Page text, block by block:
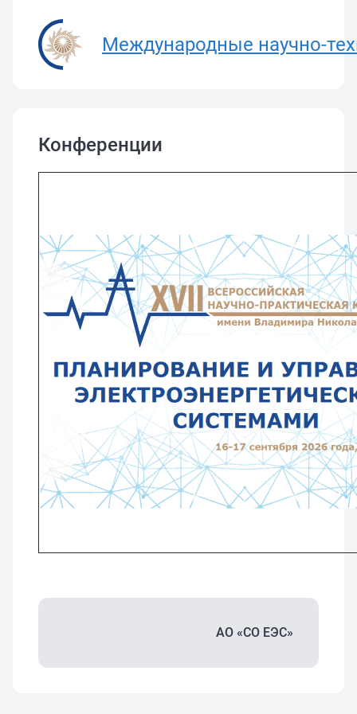
Международные научно-
Конференции
АО «СО ЕЭС»